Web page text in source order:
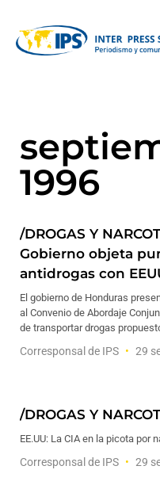
1996
/DROGAS Y
Gobierno objeta
antidrogas con
El gobierno de Honduras
al Convenio de Abordaje
de transportar drogas
Corresponsal de IPS 29
/DROGAS Y
EE.UU: La CIA en la picota por
Corresponsal de IPS 29